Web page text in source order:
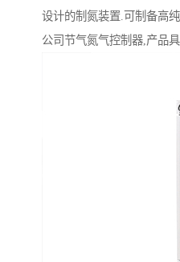
设计的制氮装置.可制备高
公司节气氮气控制器,产品